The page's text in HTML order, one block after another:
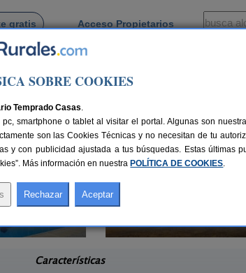
gratis Acceso Propietarios
José
Características
SOBRE COOKIES
Temprado Casas.
smartphone o tablet al visitar el portal. Algunas son
son las Cookies Técnicas y no necesitan de tu
y con publicidad ajustada a tus búsquedas. Estas últimas
Más información en nuestra POLÍTICA DE COOKIES.